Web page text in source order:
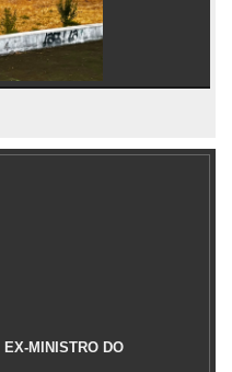
MINISTRO DO